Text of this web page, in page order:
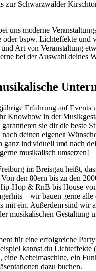
zur Schwarzwälder
uns moderne
oder bspw. Lichteffekte und
Art von Veranstaltung
bei der Auswahl deines
Erfahrung auf Events
Knowhow in der
sie dir die beste
deinen eigenen
ganz individuell und nach
musikalisch umsetzen!
im Breisgau heißt,
den 80ern bis zu den
Hop & RnB bis House
– wir bauen gerne alle
mit ein. Außerdem sind wir
musikalischen Gestaltung
für eine erfolgreiche
kannst du Lichteffekte
eine Nebelmaschine, ein
dazu buchen.